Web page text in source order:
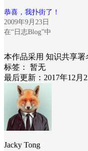
恭喜，我扑街了！
2009年9月23日
在“日志Blog”中
本作品采用 知识共享
标签：
暂无
最后更新：2017年12月
Jacky Tong